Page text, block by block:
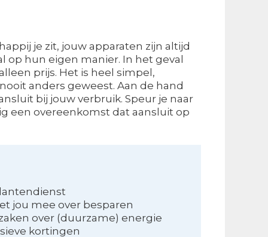
je zit, jouw apparaten zijn altijd
op hun eigen manier. In het geval
prijs. Het is heel simpel,
anders geweest. Aan de hand
bij jouw verbruik. Speur je naar
een overeenkomst dat aansluit op
jou mee over besparen
over (duurzame) energie
kortingen